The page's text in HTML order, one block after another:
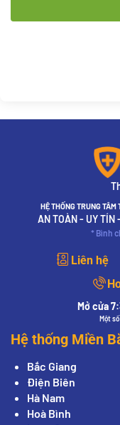
HỆ THỐNG TRUNG TÂM
AN TOÀN - UY TÍN
* Bình
Liên hệ
Mở cửa
Một
Hệ thống Miền
Bắc Giang
Điện Biên
Hà Nam
Hoà Bình